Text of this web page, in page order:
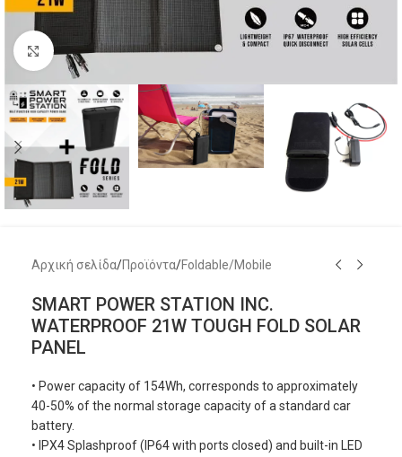
Μεγέθυνση
Αρχική σελίδα/Προϊόντα/Foldable/Mobile
SMART POWER STATION INC.
WATERPROOF 21W TOUGH FOLD SOLAR
PANEL
• Power capacity of 154Wh, corresponds to approximately
40-50% of the normal storage capacity of a standard car
battery.
• IPX4 Splashproof (IP64 with ports closed) and built-in LED